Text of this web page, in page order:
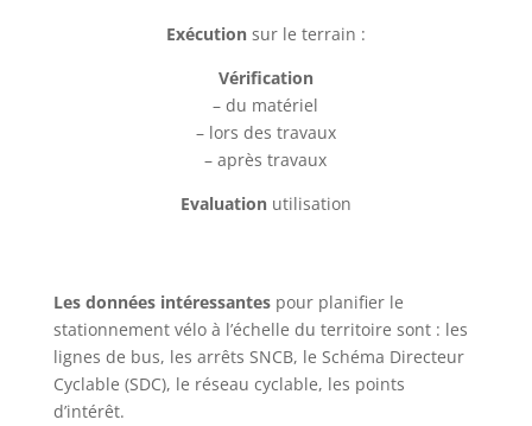
Exécutionsur le terrain :
Vérification
– du matériel
– lors des travaux
– après travaux
Evaluationutilisation
Les données intéressantespour planifier le
stationnement vélo à l’échelle du territoire sont : les
lignes de bus, les arrêts SNCB, le Schéma Directeur
Cyclable (SDC), le réseau cyclable, les points
d’intérêt.